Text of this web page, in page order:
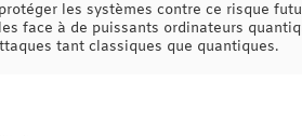
les systèmes contre ce risque
face à de puissants ordinateurs
tant classiques que quantiques.